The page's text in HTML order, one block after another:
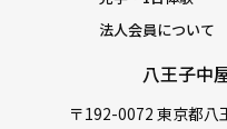
八王子中
〒192-0072 東京都八
法人会員について